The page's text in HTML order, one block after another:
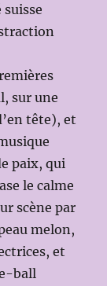
sur une
tête), et
paix, qui
le calme
scène par
melon,
et
ball